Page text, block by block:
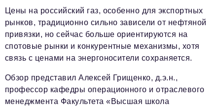
Цены на российский газ, особенно для экспортных
рынков, традиционно сильно зависели от нефтяной
привязки, но сейчас больше ориентируются на
спотовые рынки и конкурентные механизмы, хотя
связь с ценами на энергоносители сохраняется.
Обзор представил Алексей Грищенко, д.э.н.,
профессор кафедры операционного и отраслевого
менеджмента Факультета «Высшая школа